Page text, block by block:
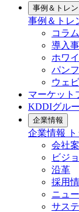
事例＆トレ
事例＆トレ
コラム
導入
ホワ
パン
ウェ
マーケット
KDDIグル
企業情報
企業情報
会社
ビジ
沿革
採用
ニュ
サス